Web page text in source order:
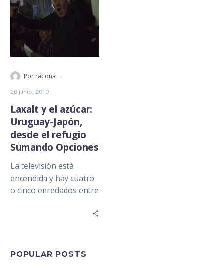
Por rabona -
28 junio, 2019
Laxalt y el azúcar:
Uruguay-Japón,
desde el refugio
Sumando Opciones
La televisión está
encendida y hay cuatro
o cinco enredados entre
POPULAR POSTS